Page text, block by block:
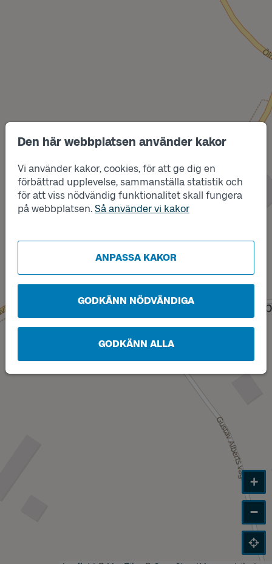
Den här webbplatsen använder kakor
Vi använder kakor, cookies, för att ge dig en
förbättrad upplevelse, sammanställa statistik och
för att viss nödvändig funktionalitet skall fungera
på webbplatsen. Så använder vi kakor
ANPASSA KAKOR
GODKÄNN NÖDVÄNDIGA
GODKÄNN ALLA
Läge
ALäge
B
+
−